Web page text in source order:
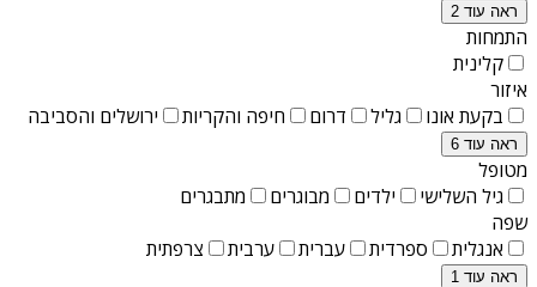
ראה עוד 2
התמחות
קלינית
איזור
בקעת אונו
גליל דרום חיפה והקריות ירושלים והסביבה
ראה עוד 6
מטופל
גיל השלישי
ילדים מבוגרים
מתבגרים
שפה
אנגלית
ספרדית עברית ערבית צרפתית
ראה עוד 1